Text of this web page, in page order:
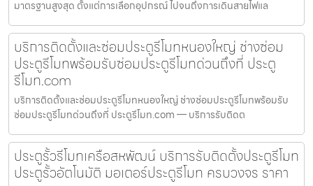
มาตรฐานสูงสุด ตั้งแต่การเลือกอุปกรณ์ ไปจนถึงการเดินสายไฟแล
บริการติดตั้งและซ่อมประตูรีโมทหนองใหญ่ ช่างซ่อม
ประตูรีโมทพร้อมรับซ่อมประตูรีโมทด่วนถึงที่ ประตู
รีโมท.com
บริการติดตั้งและซ่อมประตูรีโมทหนองใหญ่ ช่างซ่อมประตูรีโมทพร้อมรับ
ซ่อมประตูรีโมทด่วนถึงที่ ประตูรีโมท.com — บริการรับติดต
ประตูรั้วรีโมทเครือสหพัฒน์ บริการรับติดตั้งประตูรีโมท
ประตูรั้วอัตโนมัติ มอเตอร์ประตูรีโมท ครบวงจร ราคา